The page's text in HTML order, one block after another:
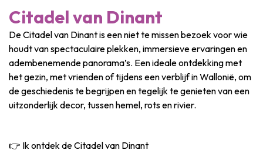
Citadel van Dinant
De Citadel van Dinant is een niet te missen bezoek voor wie
houdt van spectaculaire plekken, immersieve ervaringen en
adembenemende panorama’s. Een ideale ontdekking met
het gezin, met vrienden of tijdens een verblijf in Wallonië, om
de geschiedenis te begrijpen en tegelijk te genieten van een
uitzonderlijk decor, tussen hemel, rots en rivier.
👉 Ik ontdek de Citadel van Dinant